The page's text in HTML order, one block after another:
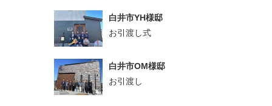
白井市YH様邸
お引渡し式
白井市OM様邸
お引渡し